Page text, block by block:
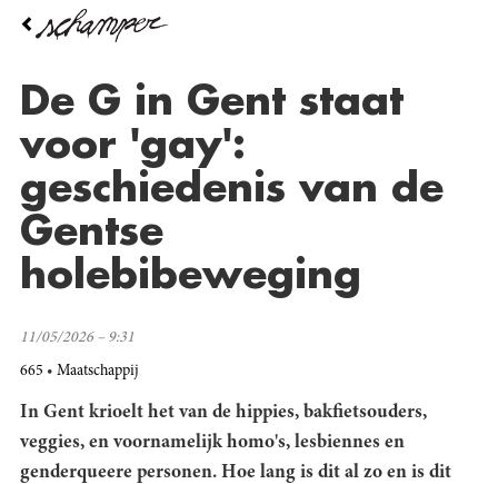
Overslaan
inhoud
De G in Gent staat
voor 'gay':
geschiedenis van de
Gentse
holebibeweging
11/05/2026 – 9:31
665 Maatschappij
In Gent krioelt het van de hippies, bakfietsouders,
veggies, en voornamelijk homo's, lesbiennes en
genderqueere personen. Hoe lang is dit al zo en is dit